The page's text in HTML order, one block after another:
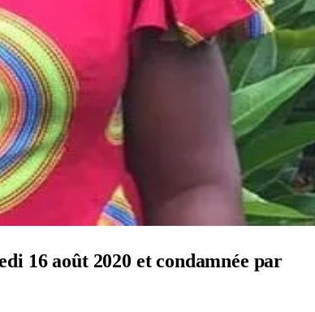
16 août 2020 et condamnée par